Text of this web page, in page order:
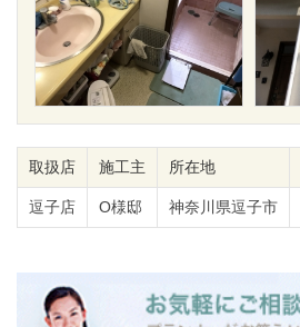
取扱店 施工主 所在地
逗子店 O様邸 神奈川県逗子市